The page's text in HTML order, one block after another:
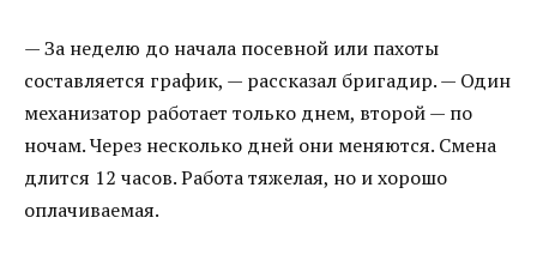
— За неделю до начала посевной или пахоты
составляется график, — рассказал бригадир. — Один
механизатор работает только днем, второй — по
ночам. Через несколько дней они меняются. Смена
длится 12 часов. Работа тяжелая, но и хорошо
оплачиваемая.